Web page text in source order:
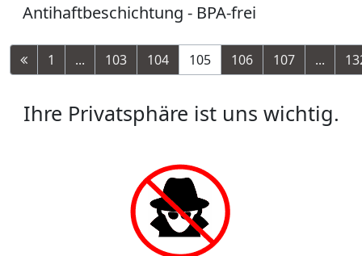
Antihaftbeschichtung - BPA-frei
1 ... 103 104 105 106 107 ...
Ihre Privatsphäre ist uns wichtig.